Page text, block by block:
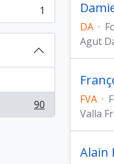
1
90
DA ·
Agut
FVA ·
Valla
Alain